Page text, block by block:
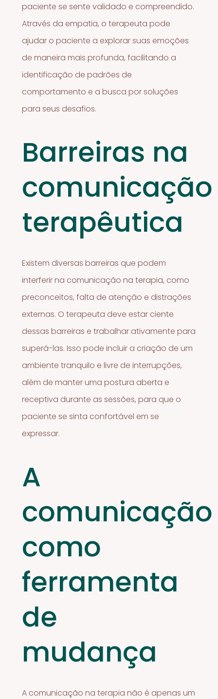
paciente se sente validado e compreendido.
Através da empatia, o terapeuta pode
ajudar o paciente a explorar suas emoções
de maneira mais profunda, facilitando a
identificação de padrões de
comportamento e a busca por soluções
para seus desafios.
Barreiras na
comunicação
terapêutica
Existem diversas barreiras que podem
interferir na comunicação na terapia, como
preconceitos, falta de atenção e distrações
externas. O terapeuta deve estar ciente
dessas barreiras e trabalhar ativamente para
superá-las. Isso pode incluir a criação de um
ambiente tranquilo e livre de interrupções,
além de manter uma postura aberta e
receptiva durante as sessões, para que o
paciente se sinta confortável em se
expressar.
A
comunicação
como
ferramenta
de
mudança
A comunicação na terapia não é apenas um